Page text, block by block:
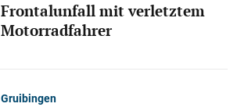
Frontalunfall mit verletztem
Motorradfahrer
Gruibingen